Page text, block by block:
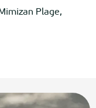
Plage,